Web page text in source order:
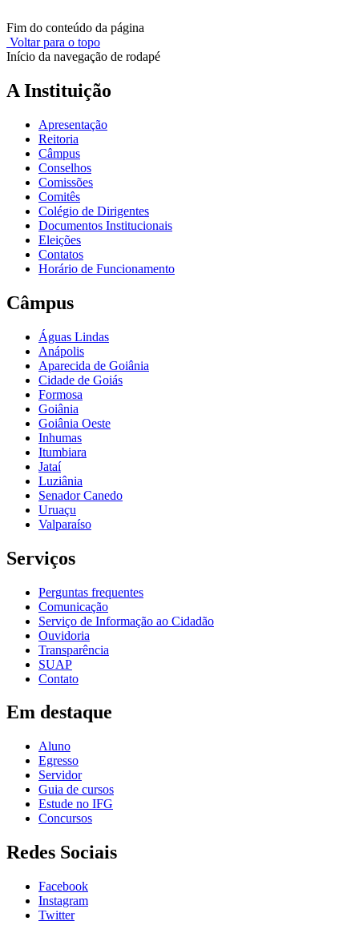
Fim do conteúdo da página
Voltar para o topo
Início da navegação de rodapé
A Instituição
Apresentação
Reitoria
Câmpus
Conselhos
Comissões
Comitês
Colégio de Dirigentes
Documentos Institucionais
Eleições
Contatos
Horário de Funcionamento
Câmpus
Águas Lindas
Anápolis
Aparecida de Goiânia
Cidade de Goiás
Formosa
Goiânia
Goiânia Oeste
Inhumas
Itumbiara
Jataí
Luziânia
Senador Canedo
Uruaçu
Valparaíso
Serviços
Perguntas frequentes
Comunicação
Serviço de Informação ao Cidadão
Ouvidoria
Transparência
SUAP
Contato
Em destaque
Aluno
Egresso
Servidor
Guia de cursos
Estude no IFG
Concursos
Redes Sociais
Facebook
Instagram
Twitter